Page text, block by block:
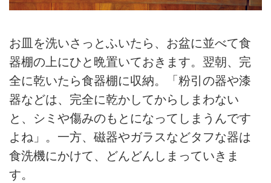
お皿を洗いさっとふいたら、お盆に並べて食
器棚の上にひと晩置いておきます。翌朝、完
全に乾いたら食器棚に収納。「粉引の器や漆
器などは、完全に乾かしてからしまわない
と、シミや傷みのもとになってしまうんです
よね」。一方、磁器やガラスなどタフな器は
食洗機にかけて、どんどんしまっていきま
す。